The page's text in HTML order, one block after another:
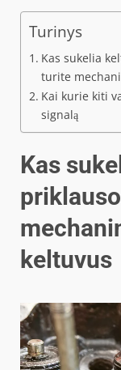
Turinys
Kas sukelia
turite
Kai kurie kiti
signalą
Kas
keltuvus